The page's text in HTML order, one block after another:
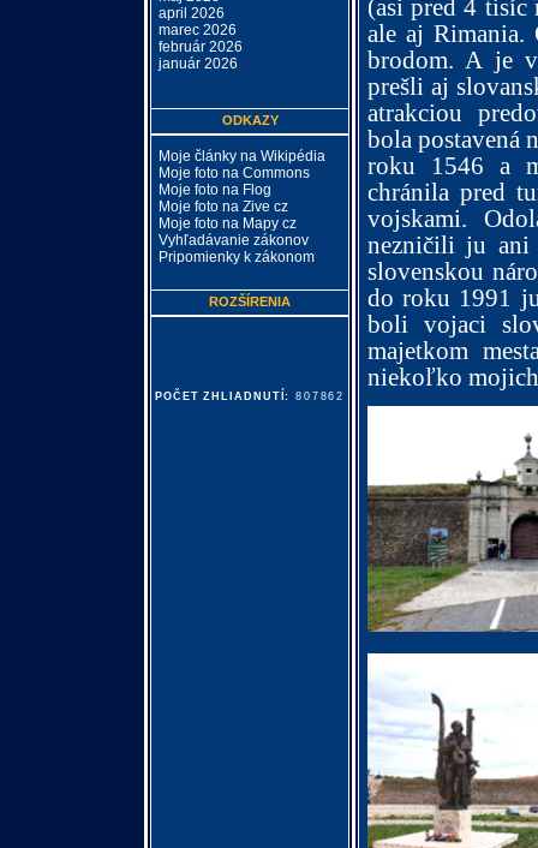
(asi pred 4 tisíc
ale aj Rimania.
brodom. A je
prešli aj
atrakciou
bola postavená
roku 1546 a
chránila pred
vojskami.
nezničili ju ani
slovenskou
do roku 1991
boli vojaci
majetkom
niekoľko
april 2026
marec 2026
február 2026
január 2026
ODKAZY
Moje články na Wikipédia
Moje foto na Commons
Moje foto na Flog
Moje foto na Zive cz
Moje foto na Mapy cz
Vyhľadávanie zákonov
Pripomienky k zákonom
ROZŠÍRENIA
POČET ZHLIADNUTÍ: 807862